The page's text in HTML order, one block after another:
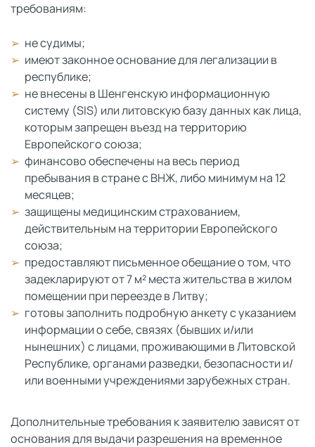
требованиям:
не судимы;
имеют законное основание для легализации в
республике;
не внесены в Шенгенскую информационную
систему (SIS) или литовскую базу данных как лица,
которым запрещен въезд на территорию
Европейского союза;
финансово обеспечены на весь период
пребывания в стране с ВНЖ, либо минимум на 12
месяцев;
защищены медицинским страхованием,
действительным на территории Европейского
союза;
предоставляют письменное обещание о том, что
задекларируют от 7 м² места жительства в жилом
помещении при переезде в Литву;
готовы заполнить подробную анкету с указанием
информации о себе, связях (бывших и/или
нынешних) с лицами, проживающими в Литовской
Республике, органами разведки, безопасности и/
или военными учреждениями зарубежных стран.
Дополнительные требования к заявителю зависят от
основания для выдачи разрешения на временное